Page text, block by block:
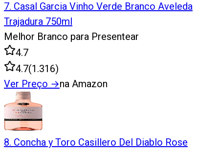
7. Casal Garcia Vinho Verde Branco Aveleda
Trajadura 750ml
Melhor Branco para Presentear
4.7
4.7(1.316)
Ver Preço →na Amazon
8. Concha y Toro Casillero Del Diablo Rose